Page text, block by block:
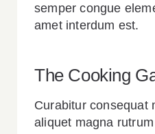
semper congue
amet interdum est.
The Cooking
Curabitur consequat
aliquet magna